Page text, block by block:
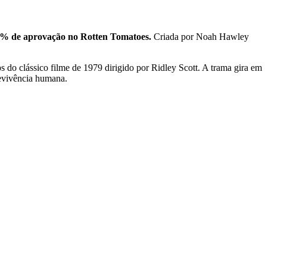
de aprovação no Rotten Tomatoes. Criada por Noah Hawley
do clássico filme de 1979 dirigido por Ridley Scott. A trama gira em
humana.